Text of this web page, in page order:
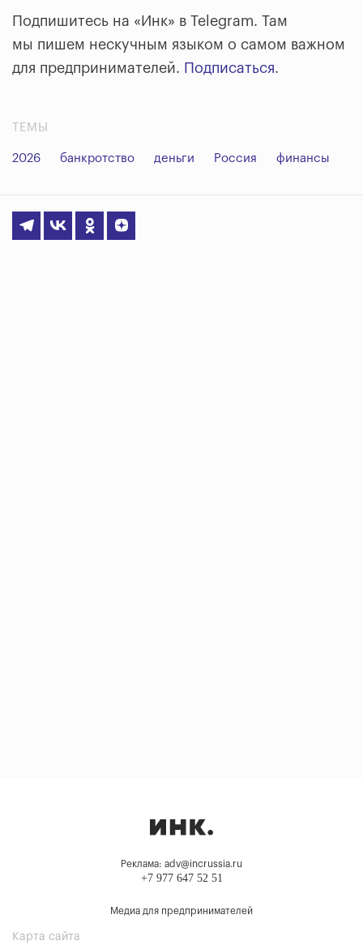
Подпишитесь на «Инк» в Telegram. Там
мы пишем нескучным языком о самом важном
для предпринимателей. Подписаться.
ТЕМЫ
2026 банкротство деньги Россия финансы
Реклама: adv@incrussia.ru
+7 977 647 52 51
Медиа для предпринимателей
Карта сайта